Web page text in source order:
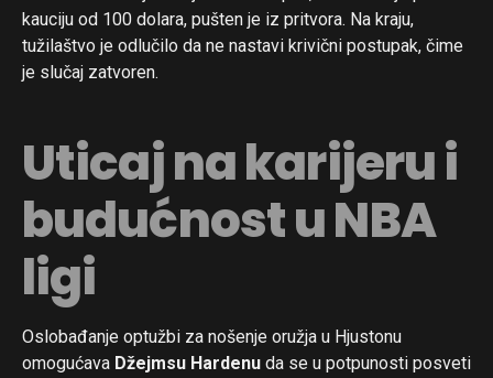
kauciju od 100 dolara, pušten je iz pritvora. Na kraju,
tužilaštvo je odlučilo da ne nastavi krivični postupak, čime
je slučaj zatvoren.
Uticaj na karijeru i
budućnost u NBA
ligi
Oslobađanje optužbi za nošenje oružja u Hjustonu
omogućava Džejmsu Hardenu da se u potpunosti posveti